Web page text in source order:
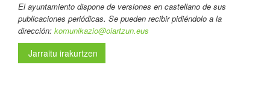
El ayuntamiento dispone de versiones en castellano de sus
publicaciones periódicas. Se pueden recibir pidiéndolo a la
dirección: komunikazio@oiartzun.eus
Jarraitu irakurtzen